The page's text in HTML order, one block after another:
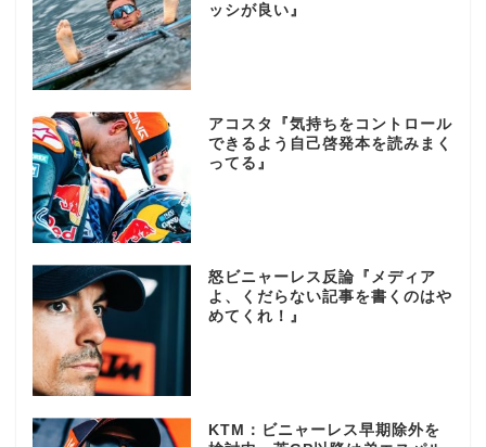
ッシが良い』
アコスタ『気持ちをコントロール
できるよう自己啓発本を読みまく
ってる』
怒ビニャーレス反論『メディア
よ、くだらない記事を書くのはや
めてくれ！』
KTM：ビニャーレス早期除外を